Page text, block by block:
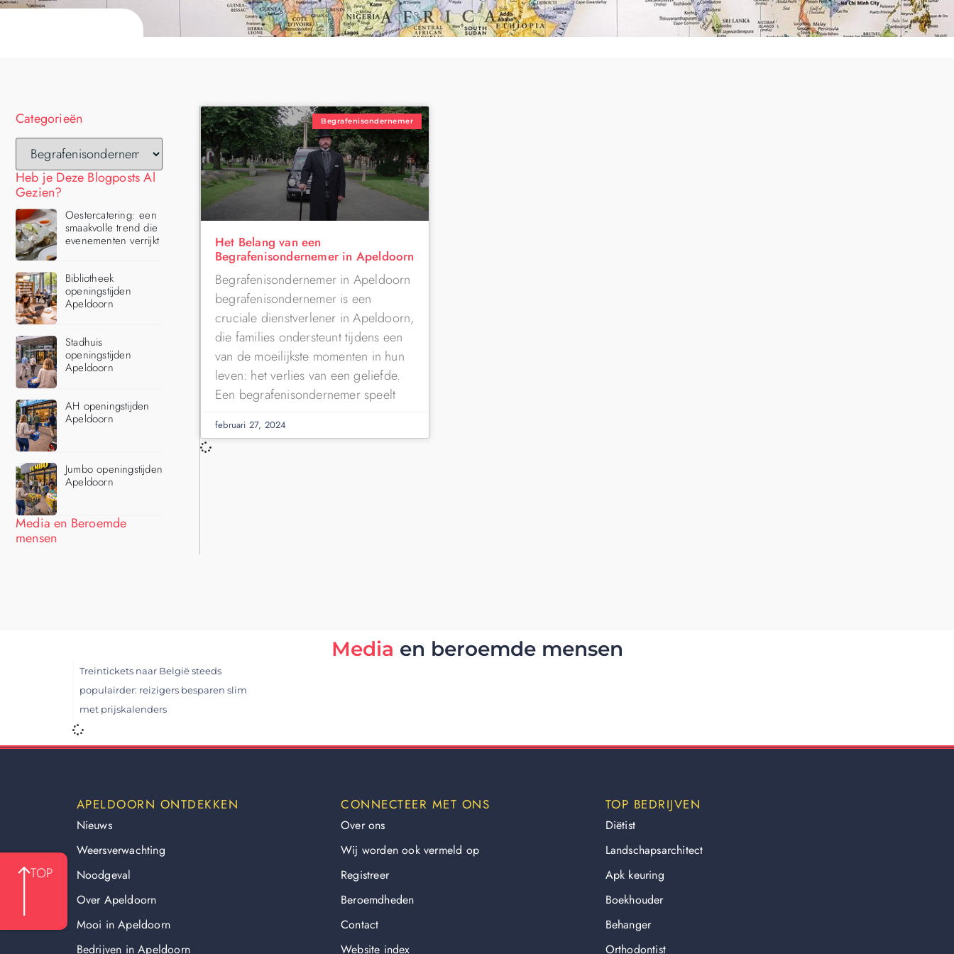
TOP
Categorieën
Heb je Deze Blogposts Al
Gezien?
Oestercatering: een
smaakvolle trend die
evenementen verrijkt
Bibliotheek
openingstijden
Apeldoorn
Stadhuis
openingstijden
Apeldoorn
AH openingstijden
Apeldoorn
Jumbo openingstijden
Apeldoorn
Media en Beroemde
mensen
Begrafenisondernemer
Het Belang van een
Begrafenisondernemer in Apeldoorn
Begrafenisondernemer in Apeldoorn
begrafenisondernemer is een
cruciale dienstverlener in Apeldoorn,
die families ondersteunt tijdens een
van de moeilijkste momenten in hun
leven: het verlies van een geliefde.
Een begrafenisondernemer speelt
februari 27, 2024
Media en beroemde mensen
Treintickets naar België steeds
populairder: reizigers besparen slim
met prijskalenders
APELDOORN ONTDEKKEN
Nieuws
Weersverwachting
Noodgeval
Over Apeldoorn
Mooi in Apeldoorn
Bedrijven in Apeldoorn
CONNECTEER MET ONS
Over ons
Wij worden ook vermeld op
Registreer
Beroemdheden​
Contact
Website index
TOP BEDRIJVEN
Diëtist
Landschapsarchitect
Apk keuring
Boekhouder
Behanger
Orthodontist